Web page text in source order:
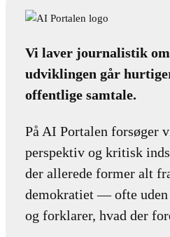
Vi laver journalistik
udviklingen går
offentlige samtale.
På AI Portalen forsøger
perspektiv og kritisk
der allerede former alt
demokratiet — ofte uden
og forklarer, hvad der